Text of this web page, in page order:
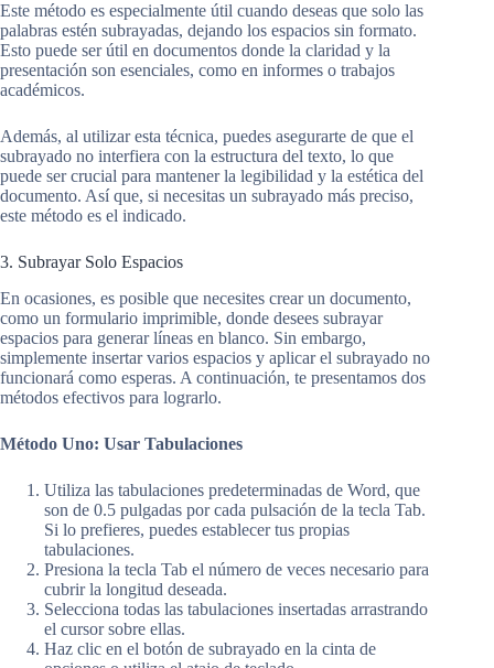
Este método es especialmente útil cuando deseas que solo las
palabras estén subrayadas, dejando los espacios sin formato.
Esto puede ser útil en documentos donde la claridad y la
presentación son esenciales, como en informes o trabajos
académicos.
Además, al utilizar esta técnica, puedes asegurarte de que el
subrayado no interfiera con la estructura del texto, lo que
puede ser crucial para mantener la legibilidad y la estética del
documento. Así que, si necesitas un subrayado más preciso,
este método es el indicado.
3. Subrayar Solo Espacios
En ocasiones, es posible que necesites crear un documento,
como un formulario imprimible, donde desees subrayar
espacios para generar líneas en blanco. Sin embargo,
simplemente insertar varios espacios y aplicar el subrayado no
funcionará como esperas. A continuación, te presentamos dos
métodos efectivos para lograrlo.
Método Uno: Usar Tabulaciones
Utiliza las tabulaciones predeterminadas de Word, que
son de 0.5 pulgadas por cada pulsación de la tecla Tab.
Si lo prefieres, puedes establecer tus propias
tabulaciones.
Presiona la tecla Tab el número de veces necesario para
cubrir la longitud deseada.
Selecciona todas las tabulaciones insertadas arrastrando
el cursor sobre ellas.
Haz clic en el botón de subrayado en la cinta de